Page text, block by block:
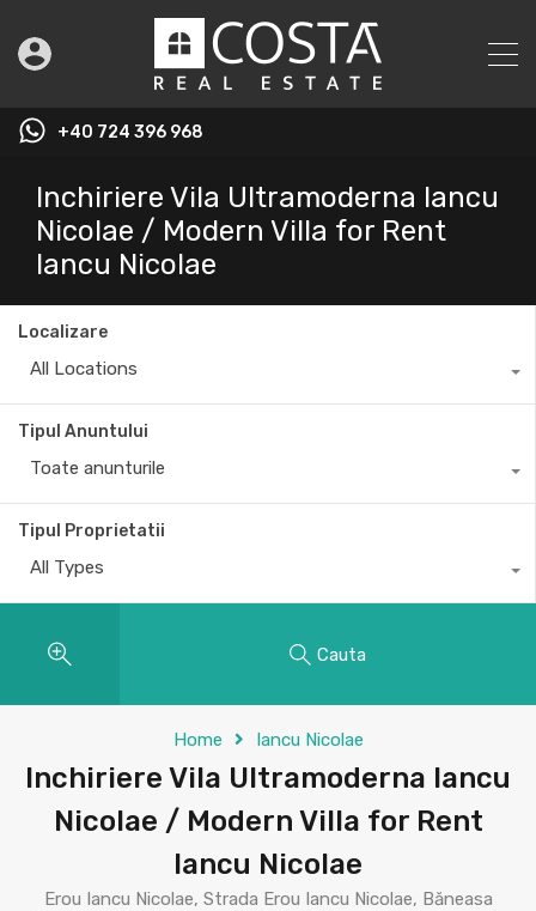
+40 724 396 968
Inchiriere Vila Ultramoderna Iancu
Nicolae / Modern Villa for Rent
Iancu Nicolae
Localizare
All Locations
Tipul Anuntului
Toate anunturile
Tipul Proprietatii
All Types
Cauta
Home Iancu Nicolae
Inchiriere Vila Ultramoderna Iancu
Nicolae / Modern Villa for Rent
Iancu Nicolae
Erou Iancu Nicolae, Strada Erou Iancu Nicolae, Băneasa